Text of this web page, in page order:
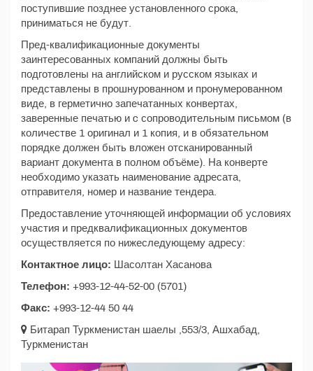
поступившие позднее установленного срока,
приниматься не будут.
Пред-квалификационные документы
заинтересованных компаний должны быть
подготовлены на английском и русском языках и
представлены в прошнурованном и пронумерованном
виде, в герметично запечатанных конвертах,
заверенные печатью и c сопроводительным письмом (в
количестве 1 оригинал и 1 копия, и в обязательном
порядке должен быть вложен отсканированный
вариант документа в полном объёме). На конверте
необходимо указать наименование адресата,
отправителя, номер и название тендера.
Предоставление уточняющей информации об условиях
участия и предквалификационных документов
осуществляется по нижеследующему адресу:
Контактное лицо: Шасолтан Хасанова
Телефон: +993-12-44-52-00 (5701)
Факс: +993-12-44 50 44
Битарап Туркменистан шаелы ,553/3, Ашхабад,
Туркменистан